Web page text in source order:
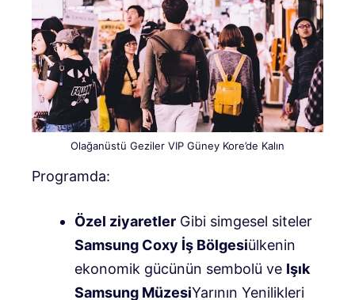
Olağanüstü Geziler VIP Güney Kore’de Kalın
Programda:
Özel ziyaretler Gibi simgesel siteler
Samsung Coxy İş Bölgesiülkenin
ekonomik gücünün sembolü ve Işık
Samsung MüzesiYarının Yenilikleri